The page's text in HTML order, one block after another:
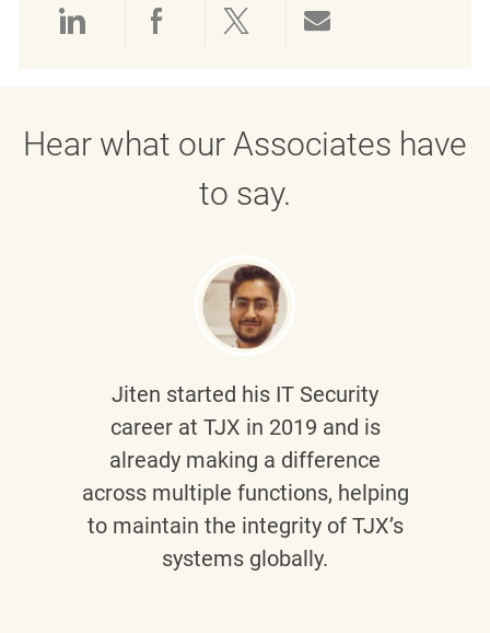
Hear what our Associates have
to say.
Jiten started his IT Security
career at TJX in 2019 and is
already making a difference
across multiple functions, helping
to maintain the integrity of TJX’s
systems globally.